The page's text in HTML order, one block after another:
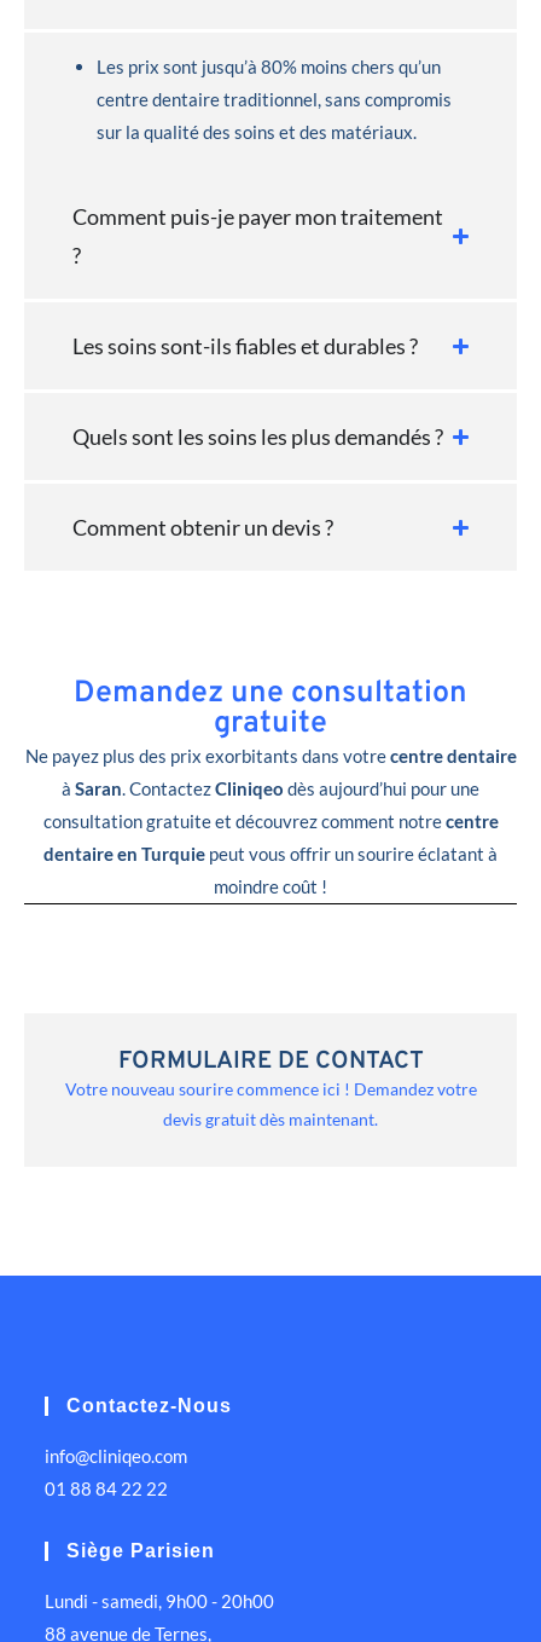
Les prix sont jusqu’à 80% moins chers qu’un
centre dentaire traditionnel, sans compromis
sur la qualité des soins et des matériaux.
Comment puis-je payer mon traitement
?
Les soins sont-ils fiables et durables ?
Quels sont les soins les plus demandés ?
Comment obtenir un devis ?
Demandez une consultation
gratuite
Ne payez plus des prix exorbitants dans votrecentre dentaire
à Saran. ContactezCliniqeo dès aujourd’hui pour une
consultation gratuite et découvrez comment notrecentre
dentaire en Turquie peut vous offrir un sourire éclatant à
moindre coût !
FORMULAIRE DE CONTACT
Votre nouveau sourire commence ici ! Demandez votre
devis gratuit dès maintenant.
Contactez-Nous
info@cliniqeo.com
01 88 84 22 22
Siège Parisien
Lundi - samedi, 9h00 - 20h00
88 avenue de Ternes,